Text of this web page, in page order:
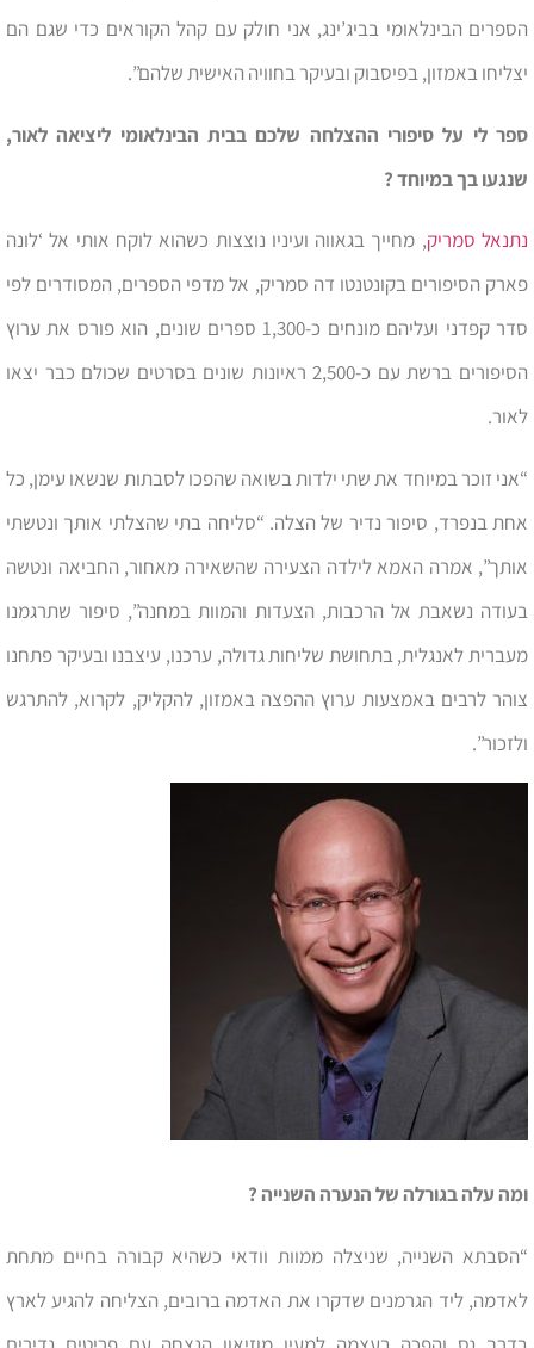
הספרים הבינלאומי בביג’ינג, אני חולק עם קהל הקוראים כדי שגם הם
יצליחו באמזון, בפיסבוק ובעיקר בחוויה האישית שלהם”.
ספר לי על סיפורי ההצלחה שלכם בבית הבינלאומי ליציאה לאור,
שנגעו בך במיוחד ?
נתנאל סמריק, מחייך בגאווה ועיניו נוצצות כשהוא לוקח אותי אל ‘לונה
פארק הסיפורים בקונטנטו דה סמריק, אל מדפי הספרים, המסודרים לפי
סדר קפדני ועליהם מונחים כ-1,300 ספרים שונים, הוא פורס את ערוץ
הסיפורים ברשת עם כ-2,500 ראיונות שונים בסרטים שכולם כבר יצאו
לאור.
“אני זוכר במיוחד את שתי ילדות בשואה שהפכו לסבתות שנשאו עימן, כל
אחת בנפרד, סיפור נדיר של הצלה. “סליחה בתי שהצלתי אותך ונטשתי
אותך”, אמרה האמא לילדה הצעירה שהשאירה מאחור, החביאה ונטשה
בעודה נשאבת אל הרכבות, הצעדות והמוות במחנה”, סיפור שתרגמנו
מעברית לאנגלית, בתחושת שליחות גדולה, ערכנו, עיצבנו ובעיקר פתחנו
צוהר לרבים באמצעות ערוץ ההפצה באמזון, להקליק, לקרוא, להתרגש
ולזכור”.
ומה עלה בגורלה של הנערה השנייה ?
“הסבתא השנייה, שניצלה ממוות וודאי כשהיא קבורה בחיים מתחת
לאדמה, ליד הגרמנים שדקרו את האדמה ברובים, הצליחה להגיע לארץ